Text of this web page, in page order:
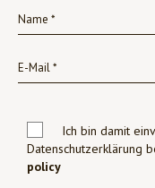
Ich bin damit
Datenschutzerklärung
policy